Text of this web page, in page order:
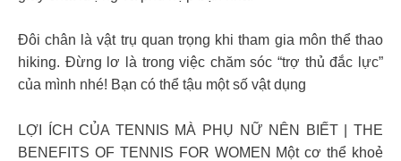
Đôi chân là vật trụ quan trọng khi tham gia môn thể thao
hiking. Đừng lơ là trong việc chăm sóc “trợ thủ đắc lực”
của mình nhé! Bạn có thể tậu một số vật dụng
LỢI ÍCH CỦA TENNIS MÀ PHỤ NỮ NÊN BIẾT | THE
BENEFITS OF TENNIS FOR WOMEN Một cơ thể khoẻ